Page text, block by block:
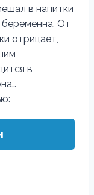
в напитки
От
отрицает,
в